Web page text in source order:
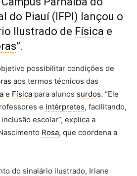
do Piauí (IFPI) lançou o
Ilustrado de Física e
”.
possibilitar condições de
aos termos técnicos das
e Física para alunos surdos. “Ele
e intérpretes, facilitando,
escolar”, explica a
Rosa, que coordena a
do sinalário ilustrado, Iriane